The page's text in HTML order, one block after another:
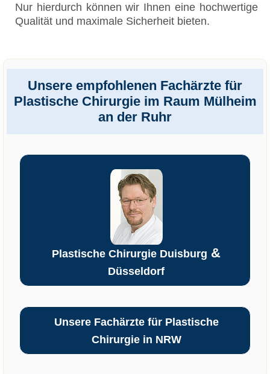
Nur hierdurch können wir Ihnen eine hochwertige
Qualität und maximale Sicherheit bieten.
Unsere empfohlenen Fachärzte für
Plastische Chirurgie im Raum Mülheim
an der Ruhr
Plastische Chirurgie Duisburg &
Düsseldorf
Unsere Fachärzte für Plastische
Chirurgie in NRW